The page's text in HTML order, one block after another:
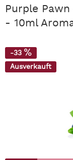
Purple
- 10ml
-33
Ausverkauft